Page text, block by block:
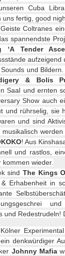
Cuba
uns fertig, good
Coltranes
spannendste
‘A Tender
aufzeigend
und
& Bolis
Saal und ernten
Show auch
und rührselig, sie
und sind
! Aus
und rastlos,
wieder.
sind The Kings
Erhabenheit in
und Redestrudeln!
denkwürdiger
Johnny Mafia